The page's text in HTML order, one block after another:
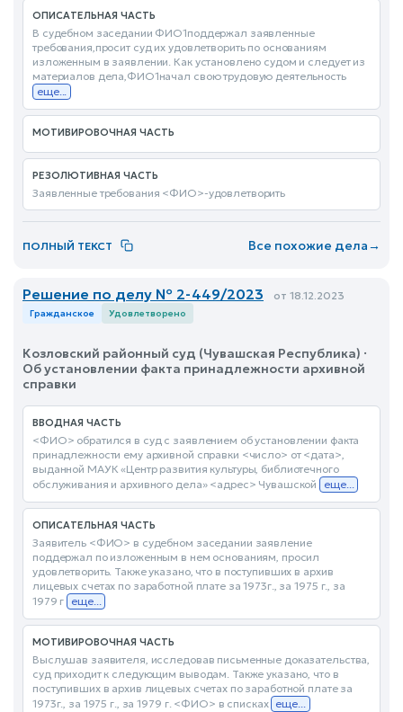
ОПИСАТЕЛЬНАЯ ЧАСТЬ
В судебном заседании ФИО1поддержал заявленные
требования,просит суд их удовлетворить по основаниям
изложенным в заявлении. Как установлено судом и следует из
материалов дела,ФИО1начал свою трудовую деятельность
еще...
МОТИВИРОВОЧНАЯ ЧАСТЬ
РЕЗОЛЮТИВНАЯ ЧАСТЬ
Заявленные требования <ФИО>-удовлетворить
ПОЛНЫЙ ТЕКСТ Все похожие дела→
Решение по делу № 2-449/2023 от 18.12.2023
Гражданское Удовлетворено
Козловский районный суд (Чувашская Республика) ·
Об установлении факта принадлежности архивной
справки
ВВОДНАЯ ЧАСТЬ
<ФИО> обратился в суд с заявлением об установлении факта
принадлежности ему архивной справки <число> от <дата>,
выданной МАУК «Центр развития культуры, библиотечного
обслуживания и архивного дела» <адрес> Чувашской еще...
ОПИСАТЕЛЬНАЯ ЧАСТЬ
Заявитель <ФИО> в судебном заседании заявление
поддержал по изложенным в нем основаниям, просил
удовлетворить. Также указано, что в поступивших в архив
лицевых счетах по заработной плате за 1973г., за 1975 г., за
1979 г еще...
МОТИВИРОВОЧНАЯ ЧАСТЬ
Выслушав заявителя, исследовав письменные доказательства,
суд приходит к следующим выводам. Также указано, что в
поступивших в архив лицевых счетах по заработной плате за
1973г., за 1975 г., за 1979 г. <ФИО> в списках еще...